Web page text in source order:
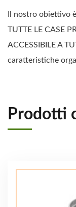
Il nostro obiettivo
TUTTE LE CASE
ACCESSIBILE A
caratteristiche
Prodotti